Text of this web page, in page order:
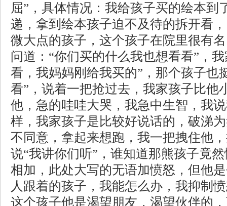
屈”，具体情况：我给孩子买的绘本到
递，拿到绘本孩子迫不及待的拆开看
微大点的孩子，这个孩子在院里很有
问道：“你们买的什么我也想看看”，
看，我妈妈刚给我买的”，那个孩子也
看”，说着一把抢过去，我家孩子比他
他，急的哇哇大哭，我急中生智，我
样，我家孩子是比较好说话的，破涕
不同意，拿起来想跑，我一把拽住他
说“我讲你们听”，谁知道那熊孩子竟
相加，此处大写的无语加愤怒，但他
人跟着的孩子，我能怎么办，我抑制
这个孩子他是渴望朋友，渴望伙伴的